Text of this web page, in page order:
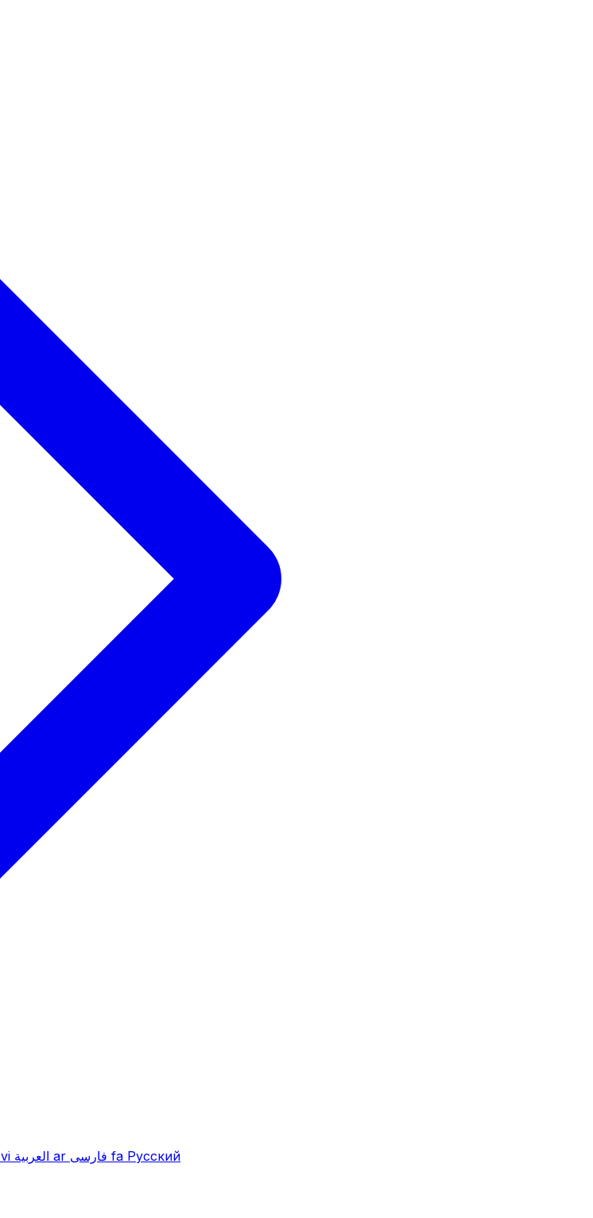
vi العربية ar فارسی fa Русский